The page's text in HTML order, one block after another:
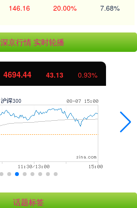
146.16 20.00% 7.68%
京行情 实时轮播
4694.44 43.13 0.93%
话题标签